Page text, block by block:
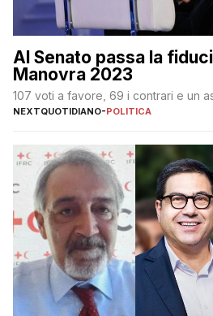
Al Senato passa la
Manovra 2023
107 voti a favore, 69 i contrari e un
NEXTQUOTIDIANO-POLITICA